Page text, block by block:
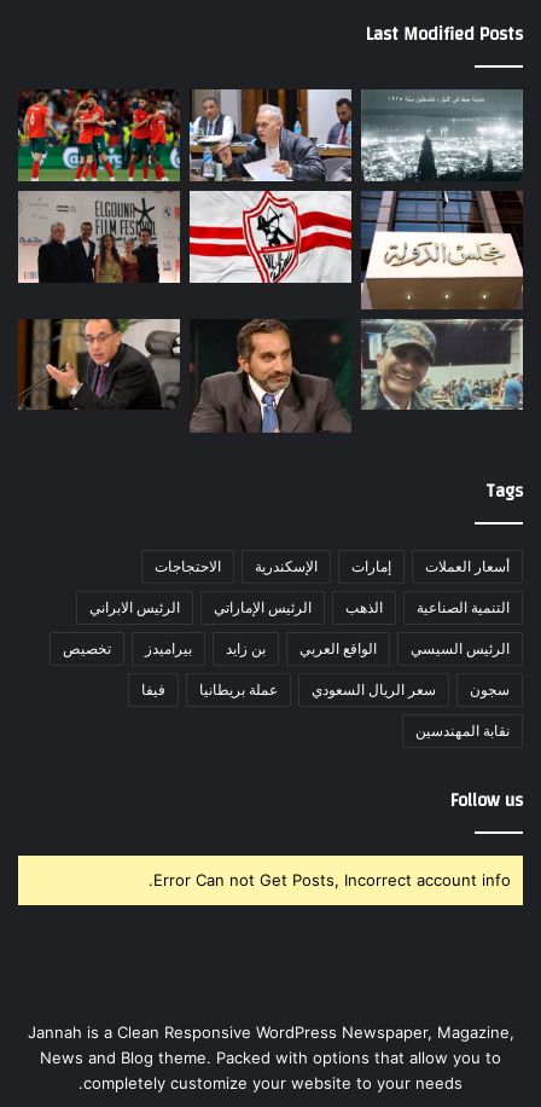
Last Modified Posts
Tags
أسعار العملات إمارات الإسكندرية الاحتجاجات
التنمية الصناعية الذهب الرئيس الإماراتي الرئيس الابراني
الرئيس السيسي الواقع العربي بن زايد بيراميدز تخصيص
سجون سعر الريال السعودي عملة بريطانيا فيفا
نقابة المهندسين
Follow us
Error Can not Get Posts, Incorrect account info.
Jannah is a Clean Responsive WordPress Newspaper, Magazine,
News and Blog theme. Packed with options that allow you to
completely customize your website to your needs.